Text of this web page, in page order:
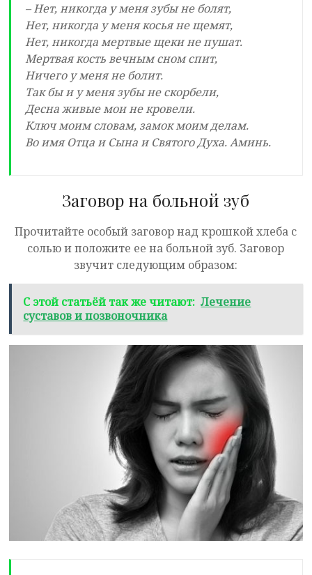
– Нет, никогда у меня зубы не болят,
Нет, никогда у меня косья не щемят,
Нет, никогда мертвые щеки не пушат.
Мертвая кость вечным сном спит,
Ничего у меня не болит.
Так бы и у меня зубы не скорбели,
Десна живые мои не кровели.
Ключ моим словам, замок моим делам.
Во имя Отца и Сына и Святого Духа. Аминь.
Заговор на больной зуб
Прочитайте особый заговор над крошкой хлеба с
солью и положите ее на больной зуб. Заговор
звучит следующим образом:
С этой статьёй так же читают: Лечение
суставов и позвоночника